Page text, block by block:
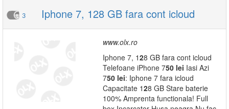
3 Iphone 7, 128 GB fara cont icloud
www.olx.ro
Iphone 7, 128 GB fara cont icloud
Telefoane iPhone 750 lei Iasi Azi
750 lei: Iphone 7 fara icloud
Capacitate 128 GB Stare baterie
100% Amprenta functionala! Full